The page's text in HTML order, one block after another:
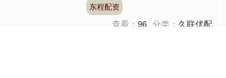
画院）、山东省妇女儿....
东程配资
查看：96 分类： 久联优配